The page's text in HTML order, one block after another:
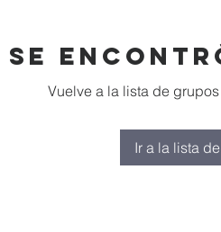
se
Vuelve a la lista de
Ir a la lista